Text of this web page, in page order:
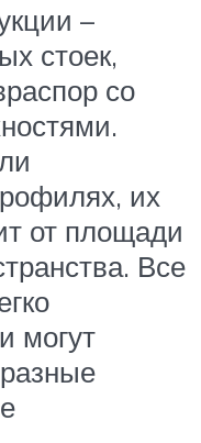
–
стоек,
со
их
от площади
Все
могут